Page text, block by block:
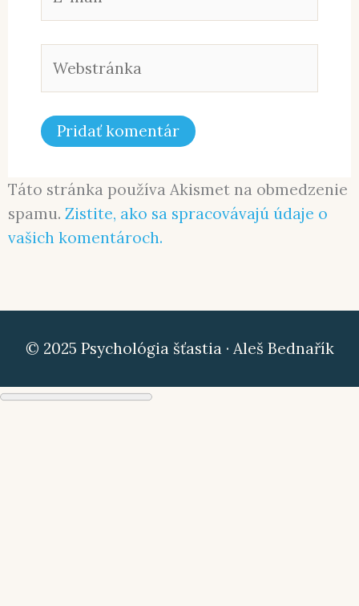
mail*
Táto stránka používa Akismet na obmedzenie
spamu.Zistite, ako sa spracovávajú údaje o
vašich komentároch.
© 2025 Psychológia šťastia · Aleš Bednařík